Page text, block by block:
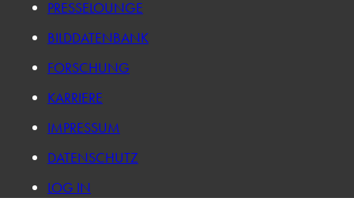
PRESSELOUNGE
BILDDATENBANK
FORSCHUNG
KARRIERE
IMPRESSUM
DATENSCHUTZ
LOG IN